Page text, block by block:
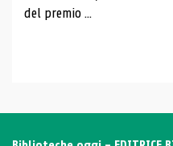
del premio ...